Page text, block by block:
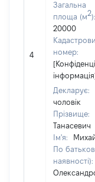
4
Загальна
площа (м2):
20000
номер:
Декларує:
чоловік
Прізвище:
Танасевич
Ім'я:
По
наявності):